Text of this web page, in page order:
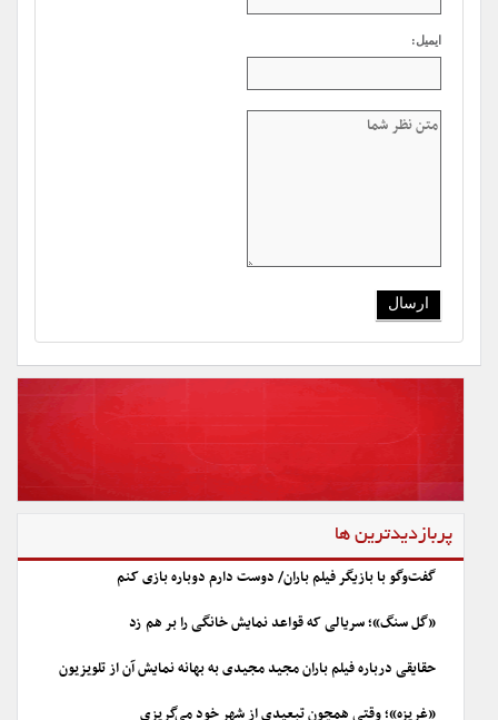
ایمیل:
پربازدیدترین ها
گفت‌وگو با بازیگر فیلم باران/ دوست دارم دوباره بازی کنم
«گل سنگ»؛ سریالی که قواعد نمایش خانگی را بر هم زد
حقایقی درباره فیلم باران مجید مجیدی به بهانه نمایش آن از تلویزیون
«غریزه»؛ وقتی همچون تبعیدی از شهر خود می‌گریزی